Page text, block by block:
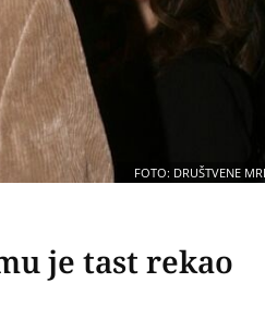
FOTO: DRUŠTVENE
je tast rekao